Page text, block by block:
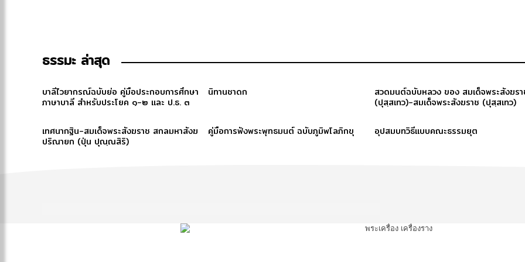
ธรรมะ ล่าสุด
บาลีไวยากรณ์ฉบับย่อ คู่มือประกอบการศึกษา
ภาษาบาลี สำหรับประโยค ๑-๒ และ ป.ธ. ๓
นิทานชาดก
สวดมนต์ฉบับหลวง ของ สมเด็จพระสังฆร
(ปุสฺสเทว)-สมเด็จพระสังฆราช (ปุสฺสเทว)
เทศนากฐิน-สมเด็จพระสังฆราช สกลมหาสังฆ
ปริณายก (ปุ่น ปุณฺณสิริ)
คู่มือการฟังพระพุทธมนต์ ฉบับภูมิพโลภิกขุ อุปสมบทวิธีแบบคณะธรรมยุต